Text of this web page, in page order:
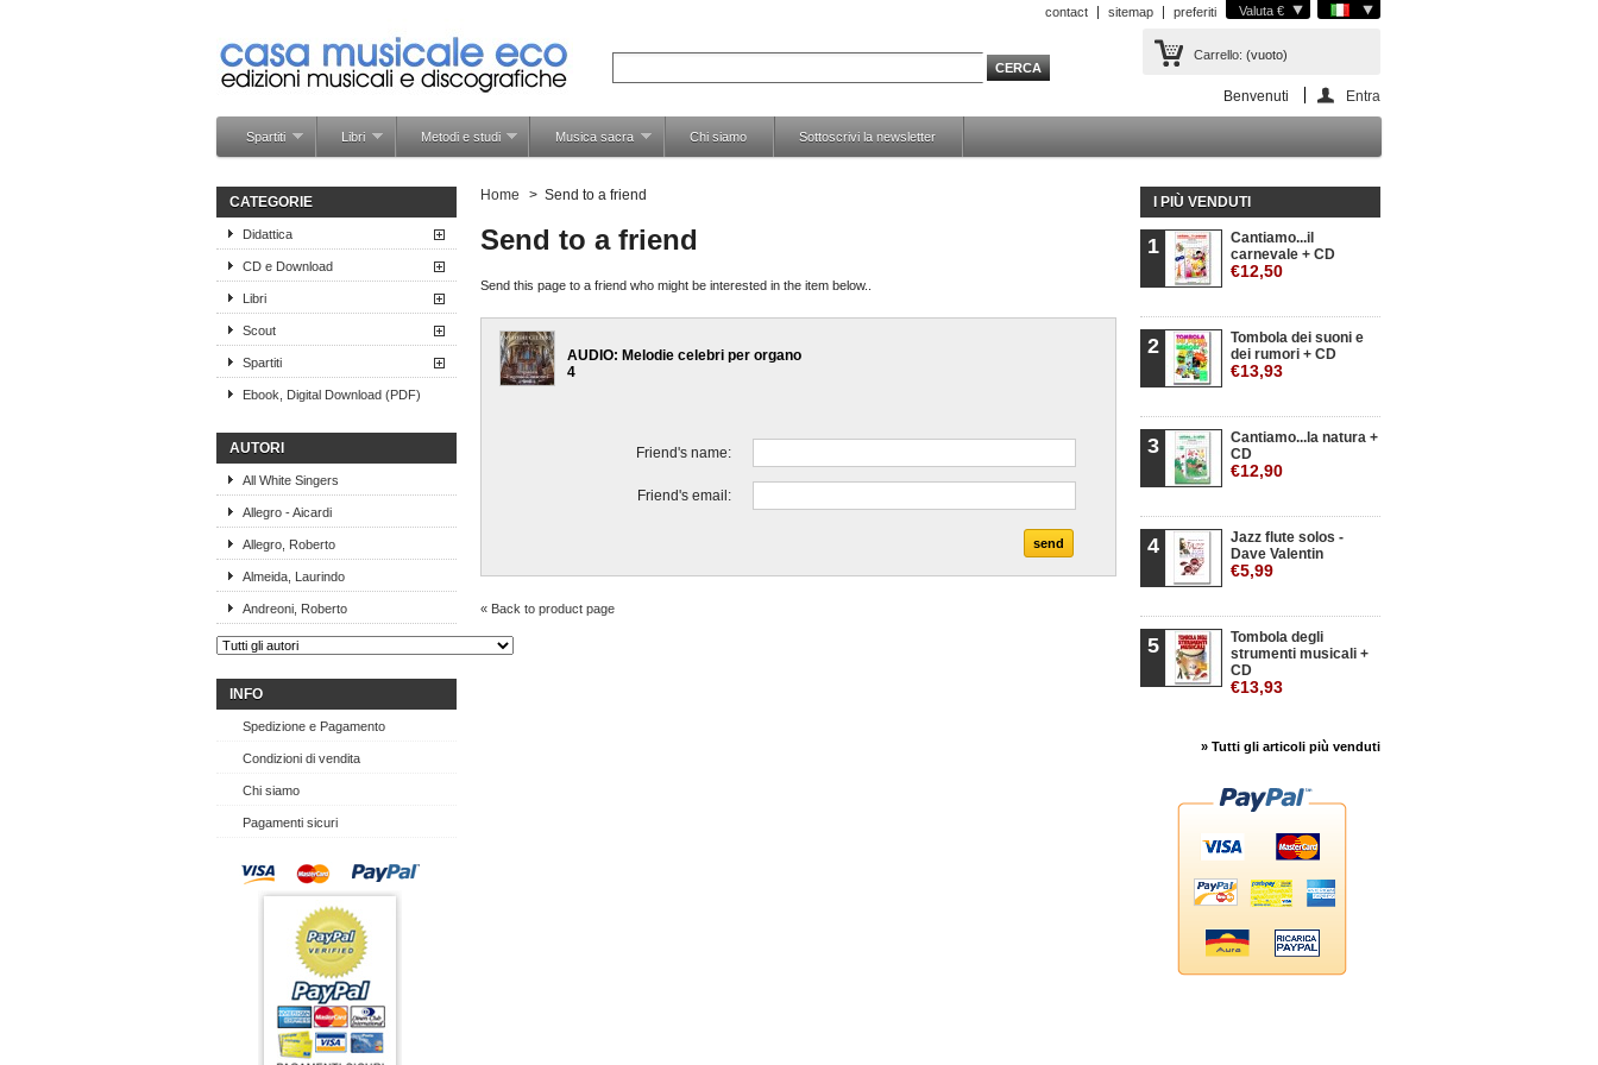
Valuta €
contact sitemap preferiti
Carrello: (vuoto)
Benvenuti Entra
Spartiti Libri Metodi e studi Musica sacra Chi siamo Sottoscrivi la newsletter
CATEGORIE
Didattica
CD e Download
Libri
Scout
Spartiti
Ebook, Digital Download (PDF)
AUTORI
All White Singers
Allegro - Aicardi
Allegro, Roberto
Almeida, Laurindo
Andreoni, Roberto
INFO
Spedizione e Pagamento
Condizioni di vendita
Chi siamo
Pagamenti sicuri
Home > Send to a friend
Send to a friend
Send this page to a friend who might be interested in the item below..
AUDIO: Melodie celebri per organo
4
Friend's name:
Friend's email:
« Back to product page
I PIÙ VENDUTI
1
Cantiamo...il
carnevale + CD
€12,50
2
Tombola dei suoni e
dei rumori + CD
€13,93
3
Cantiamo...la natura +
CD
€12,90
4
Jazz flute solos -
Dave Valentin
€5,99
5
Tombola degli
strumenti musicali +
CD
€13,93
» Tutti gli articoli più venduti